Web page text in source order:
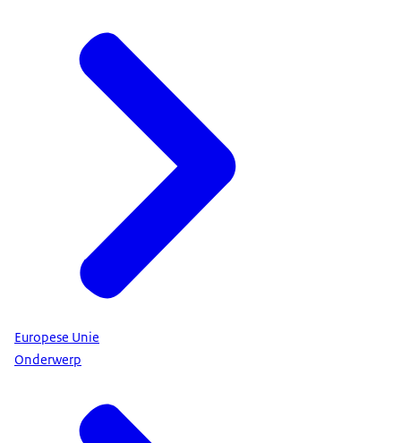
Europese Unie
Onderwerp